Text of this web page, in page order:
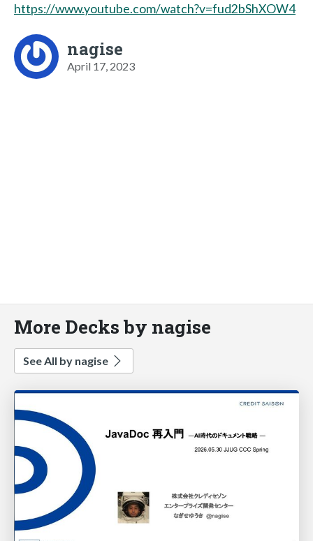
https://www.youtube.com/watch?v=fud2bShXOW4
nagise
April 17, 2023
More Decks by nagise
See All by nagise